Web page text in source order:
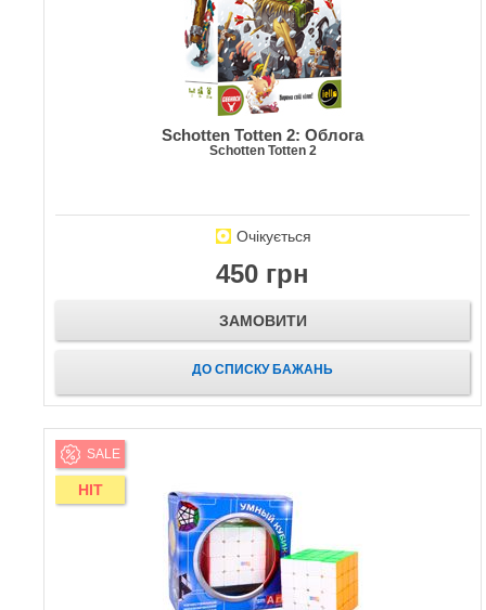
Schotten Totten 2: Облога
Schotten Totten 2
Очікується
450 грн
ЗАМОВИТИ
ДО СПИСКУ БАЖАНЬ
SALE
HIT